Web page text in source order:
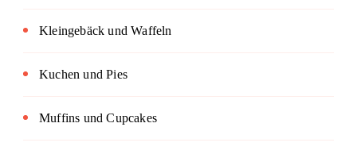
Kleingebäck und Waffeln
Kuchen und Pies
Muffins und Cupcakes